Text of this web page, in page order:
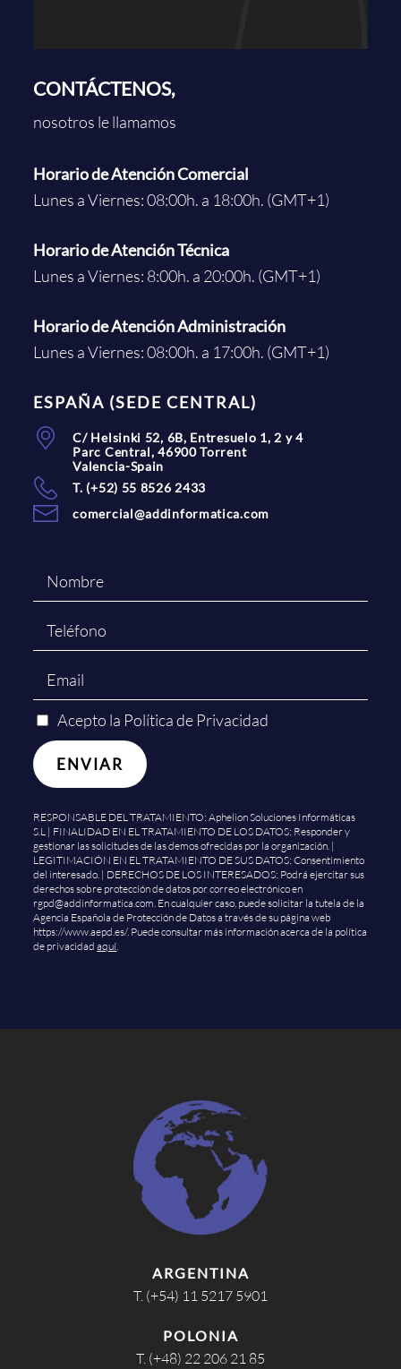
CONTÁCTENOS,
nosotros le llamamos
Horario de Atención Comercial
Lunes a Viernes: 08:00h. a 18:00h. (GMT+1)
Horario de Atención Técnica
Lunes a Viernes: 8:00h. a 20:00h. (GMT+1)
Horario de Atención Administración
Lunes a Viernes: 08:00h. a 17:00h. (GMT+1)
ESPAÑA (SEDE CENTRAL)
C/ Helsinki 52, 6B, Entresuelo 1, 2 y 4
Parc Central, 46900 Torrent
Valencia-Spain
T. (+52) 55 8526 2433
comercial@addinformatica.com
Acepto la Política de Privacidad
RESPONSABLE DEL TRATAMIENTO: Aphelion Soluciones Informáticas
S.L | FINALIDAD EN EL TRATAMIENTO DE LOS DATOS: Responder y
gestionar las solicitudes de las demos ofrecidas por la organización. |
LEGITIMACIÓN EN EL TRATAMIENTO DE SUS DATOS: Consentimiento
del interesado. | DERECHOS DE LOS INTERESADOS: Podrá ejercitar sus
derechos sobre protección de datos por correo electrónico en
rgpd@addinformatica.com. En cualquier caso, puede solicitar la tutela de la
Agencia Española de Protección de Datos a través de su página web
https://www.aepd.es/. Puede consultar más información acerca de la política
de privacidadaquí
ARGENTINA
T. (+54) 11 5217 5901
POLONIA
T. (+48) 22 206 21 85